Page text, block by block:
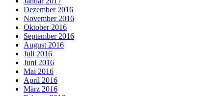
Dezember 2016
November 2016
Oktober 2016
September 2016
August 2016
Juli 2016
Juni 2016
Mai 2016
April 2016
März 2016